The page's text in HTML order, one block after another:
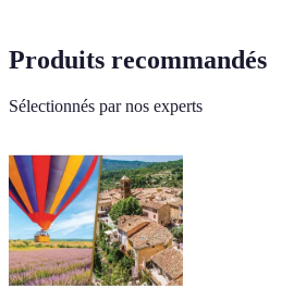
Produits recommandés
Sélectionnés par nos experts